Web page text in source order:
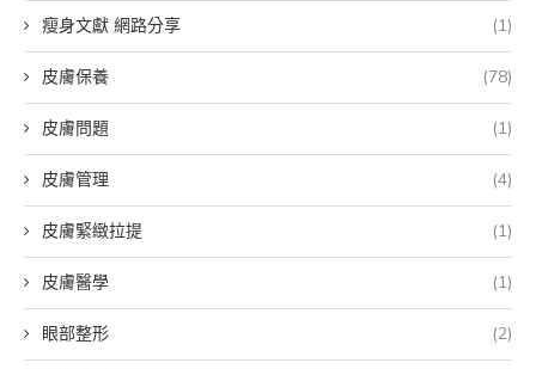
瘦身文獻 網路分享 (1)
皮膚保養 (78)
皮膚問題 (1)
皮膚管理 (4)
皮膚緊緻拉提 (1)
皮膚醫學 (1)
眼部整形 (2)